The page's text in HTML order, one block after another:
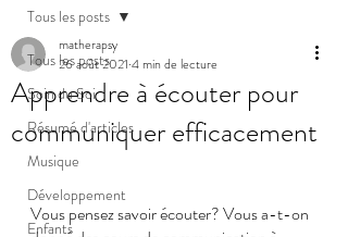
Tous les posts
Soin du Soi
Résumé d'articles
Musique
Développement
Enfants
Tous les posts
Apprendre à écouter pour
communiquer efficacement
matherapsy
26 août 2021 4 min de lecture
Vous pensez savoir écouter? Vous a-t-on